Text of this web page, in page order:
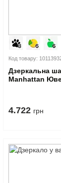
Код товару:
Дзеркальна
Manhattan
4.722 грн